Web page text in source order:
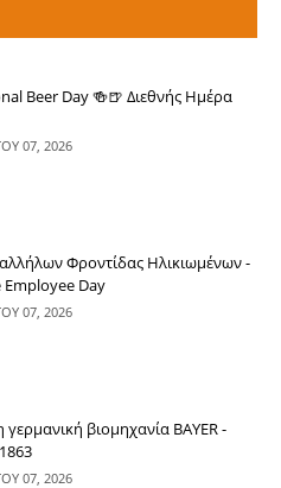
Beer Day 🍻🍺 Διεθνής Ημέρα
07, 2026
Φροντίδας Ηλικιωμένων -
Employee Day
07, 2026
γερμανική βιομηχανία BAYER -
07, 2026